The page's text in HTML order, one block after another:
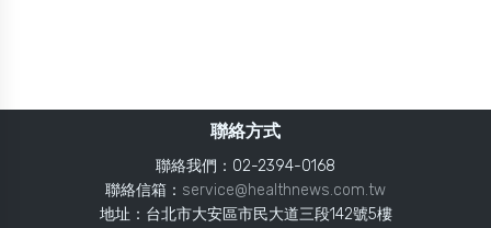
聯絡方式
聯絡我們：02-2394-0168
聯絡信箱： service@healthnews.com.tw
地址：台北市大安區市民大道三段142號5樓